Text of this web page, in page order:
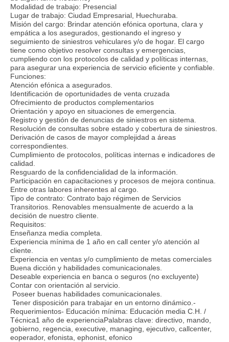
Modalidad de trabajo: Presencial
Lugar de trabajo: Ciudad Empresarial, Huechuraba.
Misión del cargo: Brindar atención efónica oportuna, clara y
empática a los asegurados, gestionando el ingreso y
seguimiento de siniestros vehiculares y/o de hogar. El cargo
tiene como objetivo resolver consultas y emergencias,
cumpliendo con los protocolos de calidad y políticas internas,
para asegurar una experiencia de servicio eficiente y confiable.
Funciones:
Atención efónica a asegurados.
Identificación de oportunidades de venta cruzada
Ofrecimiento de productos complementarios
Orientación y apoyo en situaciones de emergencia.
Registro y gestión de denuncias de siniestros en sistema.
Resolución de consultas sobre estado y cobertura de siniestros.
Derivación de casos de mayor complejidad a áreas
correspondientes.
Cumplimiento de protocolos, políticas internas e indicadores de
calidad.
Resguardo de la confidencialidad de la información.
Participación en capacitaciones y procesos de mejora continua.
Entre otras labores inherentes al cargo.
Tipo de contrato: Contrato bajo régimen de Servicios
Transitorios. Renovables mensualmente de acuerdo a la
decisión de nuestro cliente.
Requisitos:
Enseñanza media completa.
Experiencia mínima de 1 año en call center y/o atención al
cliente.
Experiencia en ventas y/o cumplimiento de metas comerciales
Buena dicción y habilidades comunicacionales.
Deseable experiencia en banca o seguros (no excluyente)
Contar con orientación al servicio.
Poseer buenas habilidades comunicacionales.
Tener disposición para trabajar en un entorno dinámico.-
Requerimientos- Educación mínima: Educación media C.H. /
Técnica1 año de experienciaPalabras clave: directivo, mando,
gobierno, regencia, executive, managing, ejecutivo, callcenter,
eoperador, efonista, ephonist, efonico